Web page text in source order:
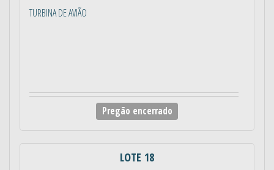
TURBINA DE AVIÃO
Pregão encerrado
LOTE 18